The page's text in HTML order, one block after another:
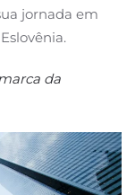
jornada em
da